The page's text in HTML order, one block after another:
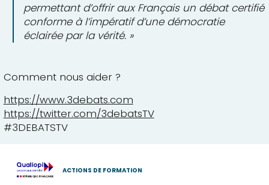
permettant d’offrir aux Français un débat certifié
conforme à l’impératif d’une démocratie
éclairée par la vérité. »
Comment nous aider ?
https://www.3debats.com
https://twitter.com/3debatsTV
#3DEBATSTV
ACTIONS DE FORMATION